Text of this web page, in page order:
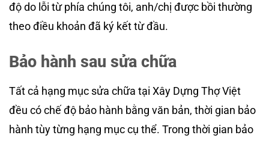
độ do lỗi từ phía chúng tôi, anh/chị được bồi thường
theo điều khoản đã ký kết từ đầu.
Bảo hành sau sửa chữa
Tất cả hạng mục sửa chữa tại Xây Dựng Thợ Việt
đều có chế độ bảo hành bằng văn bản, thời gian bảo
hành tùy từng hạng mục cụ thể. Trong thời gian bảo